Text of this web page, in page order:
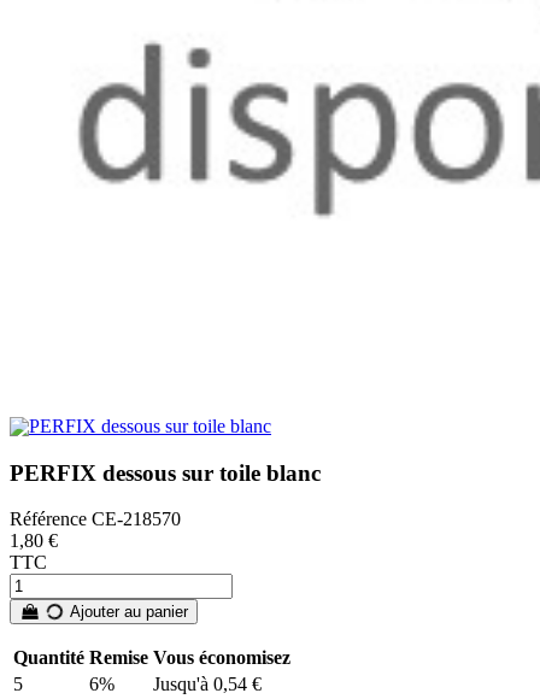
PERFIX dessous sur toile blanc
Référence CE-218570
1,80 €
TTC
Ajouter au panier
Quantité Remise Vous économisez
5
6%
Jusqu'à 0,54 €